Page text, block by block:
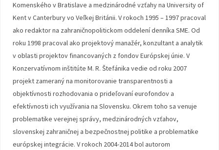
Komenského v Bratislave a medzinárodné vzťahy na University of
Kent v Canterbury vo Veľkej Británii. V rokoch 1995 – 1997 pracoval
ako redaktor na zahraničnopolitickom oddelení denníka SME. Od
roku 1998 pracoval ako projektový manažér, konzultant a analytik
v oblasti projektov financovaných z fondov Európskej únie. V
Konzervatívnom inštitúte M. R. Štefánika vedie od roku 2007
projekt zameraný na monitorovanie transparentnosti a
objektívnosti rozhodovania o prideľovaní eurofondov a
efektívnosti ich využívania na Slovensku. Okrem toho sa venuje
problematike verejnej správy, medzinárodných vzťahov,
slovenskej zahraničnej a bezpečnostnej politike a problematike
európskej integrácie. V rokoch 2004-2014 bol autorom